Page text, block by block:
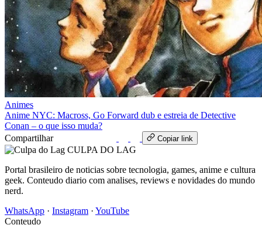
Animes
Anime NYC: Macross, Go Forward dub e estreia de Detective
Conan – o que isso muda?
Compartilhar
Copiar link
CULPA DO LAG
Portal brasileiro de noticias sobre tecnologia, games, anime e cultura
geek. Conteudo diario com analises, reviews e novidades do mundo
nerd.
WhatsApp · Instagram · YouTube
Conteudo